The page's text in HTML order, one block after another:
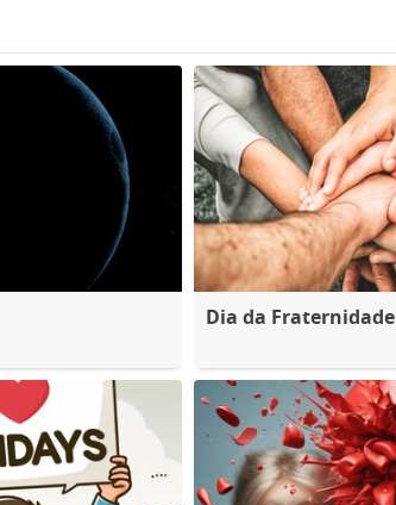
Dia da Fraternidade